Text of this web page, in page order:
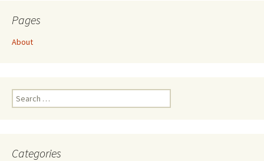
Pages
About
Search
for:
Categories